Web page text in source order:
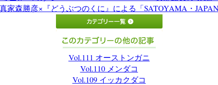
家森勝彦×『どうぶつのくに』による「SATOYAMA・
Vol.111 オーストンガニ
Vol.110 メンダコ
Vol.109 イッカクダコ